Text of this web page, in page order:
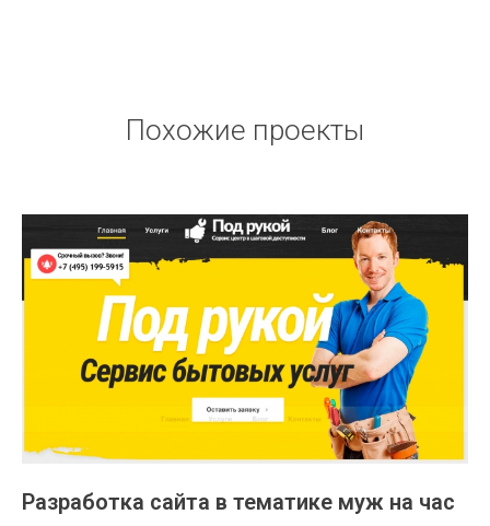
Похожие проекты
Разработка сайта в тематике муж на час